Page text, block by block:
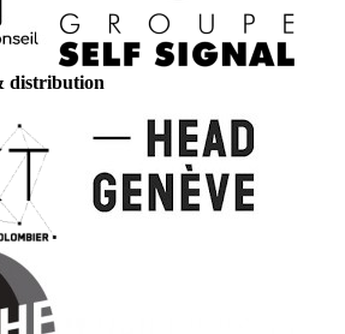
distribution